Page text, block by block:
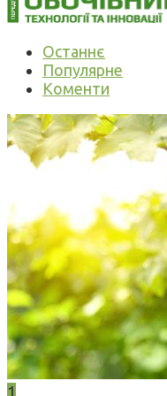
Останнє
Популярне
Коменти
1